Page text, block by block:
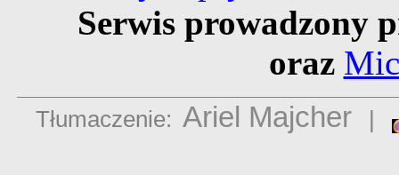
Serwis prowadzony
oraz
Tłumaczenie: Ariel Majcher |